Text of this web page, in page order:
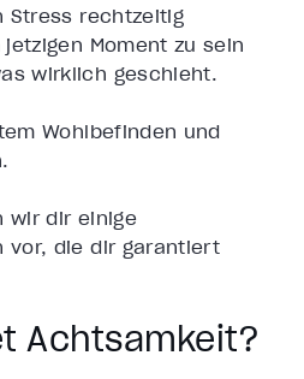
Stress rechtzeitig
Moment zu sein
wirklich geschieht.
Wohlbefinden und
wir dir einige
vor, die dir garantiert
Achtsamkeit?